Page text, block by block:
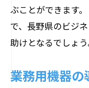
ぶことができます
で、長野県のビジ
助けとなるでしょう
業務用機器の